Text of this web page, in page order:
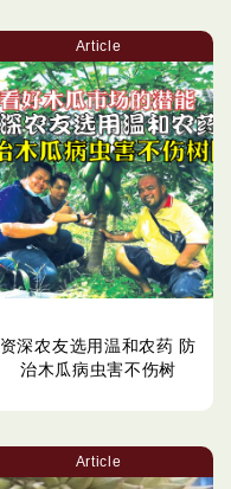
Article
资深农友选用温和农药 防
治木瓜病虫害不伤树
Article